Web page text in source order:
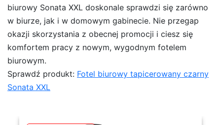
biurowy Sonata XXL doskonale sprawdzi się zarówno
w biurze, jak i w domowym gabinecie. Nie przegap
okazji skorzystania z obecnej promocji i ciesz się
komfortem pracy z nowym, wygodnym fotelem
biurowym.
Sprawdź produkt: Fotel biurowy tapicerowany czarny
Sonata XXL